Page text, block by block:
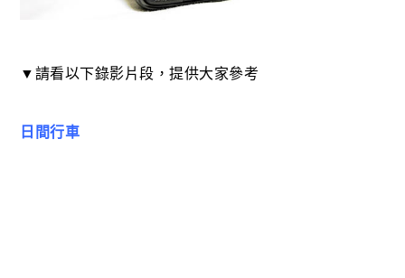
▼請看以下錄影片段，提供大家參考
日間行車